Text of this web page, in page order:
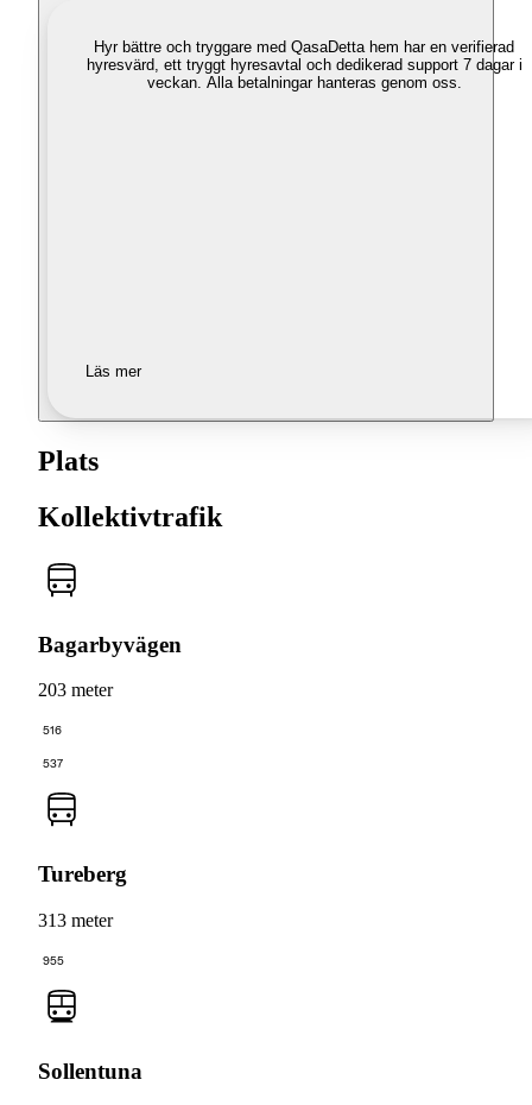
Hyr bättre och tryggare med QasaDetta hem har en verifierad
hyresvärd, ett tryggt hyresavtal och dedikerad support 7 dagar i
veckan. Alla betalningar hanteras genom oss.
Läs mer
Plats
Kollektivtrafik
Bagarbyvägen
203 meter
516
537
Tureberg
313 meter
955
Sollentuna